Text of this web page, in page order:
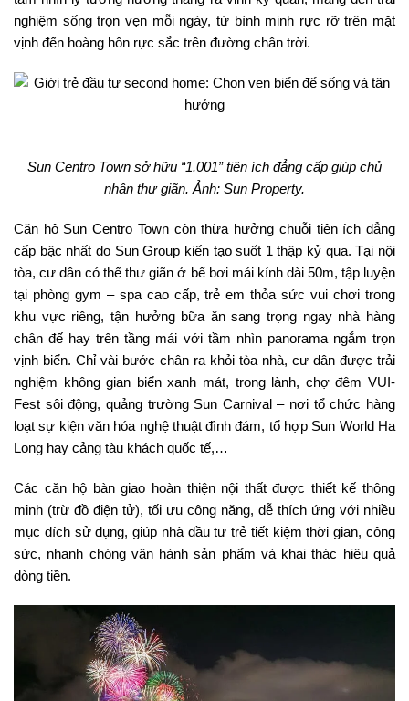
nghiệm sống trọn vẹn mỗi ngày, từ bình minh rực rỡ trên mặt
vịnh đến hoàng hôn rực sắc trên đường chân trời.
Sun Centro Town sở hữu “1.001” tiện ích đẳng cấp giúp chủ
nhân thư giãn. Ảnh: Sun Property.
Căn hộ Sun Centro Town còn thừa hưởng chuỗi tiện ích đẳng
cấp bậc nhất do Sun Group kiến tạo suốt 1 thập kỷ qua. Tại nội
tòa, cư dân có thể thư giãn ở bể bơi mái kính dài 50m, tập luyện
tại phòng gym – spa cao cấp, trẻ em thỏa sức vui chơi trong
khu vực riêng, tận hưởng bữa ăn sang trọng ngay nhà hàng
chân đế hay trên tầng mái với tầm nhìn panorama ngắm trọn
vịnh biển. Chỉ vài bước chân ra khỏi tòa nhà, cư dân được trải
nghiệm không gian biển xanh mát, trong lành, chợ đêm VUI-
Fest sôi động, quảng trường Sun Carnival – nơi tổ chức hàng
loạt sự kiện văn hóa nghệ thuật đình đám, tổ hợp Sun World Ha
Long hay cảng tàu khách quốc tế,…
Các căn hộ bàn giao hoàn thiện nội thất được thiết kế thông
minh (trừ đồ điện tử), tối ưu công năng, dễ thích ứng với nhiều
mục đích sử dụng, giúp nhà đầu tư trẻ tiết kiệm thời gian, công
sức, nhanh chóng vận hành sản phẩm và khai thác hiệu quả
dòng tiền.